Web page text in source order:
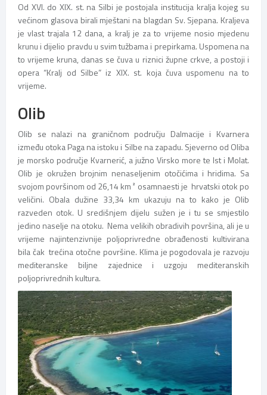
Od XVI. do XIX. st. na Silbi je postojala institucija kralja kojeg su
većinom glasova birali mještani na blagdan Sv. Sjepana. Kraljeva
je vlast trajala 12 dana, a kralj je za to vrijeme nosio mjedenu
krunu i dijelio pravdu u svim tužbama i prepirkama. Uspomena na
to vrijeme kruna, danas se čuva u riznici župne crkve, a postoji i
opera “Kralj od Silbe” iz XIX. st. koja čuva uspomenu na to
vrijeme.
Olib
Olib se nalazi na graničnom području Dalmacije i Kvarnera
između otoka Paga na istoku i Silbe na zapadu. Sjeverno od Oliba
je morsko područje Kvarnerić, a južno Virsko more te Ist i Molat.
Olib je okružen brojnim nenaseljenim otočićima i hridima. Sa
svojom površinom od 26,14 km ² osamnaesti je hrvatski otok po
veličini. Obala dužine 33,34 km ukazuju na to kako je Olib
razveden otok. U središnjem dijelu sužen je i tu se smjestilo
jedino naselje na otoku. Nema velikih obradivih površina, ali je u
vrijeme najintenzivnije poljoprivredne obrađenosti kultivirana
bila čak trećina otočne površine. Klima je pogodovala je razvoju
mediteranske biljne zajednice i uzgoju mediteranskih
poljoprivrednih kultura.